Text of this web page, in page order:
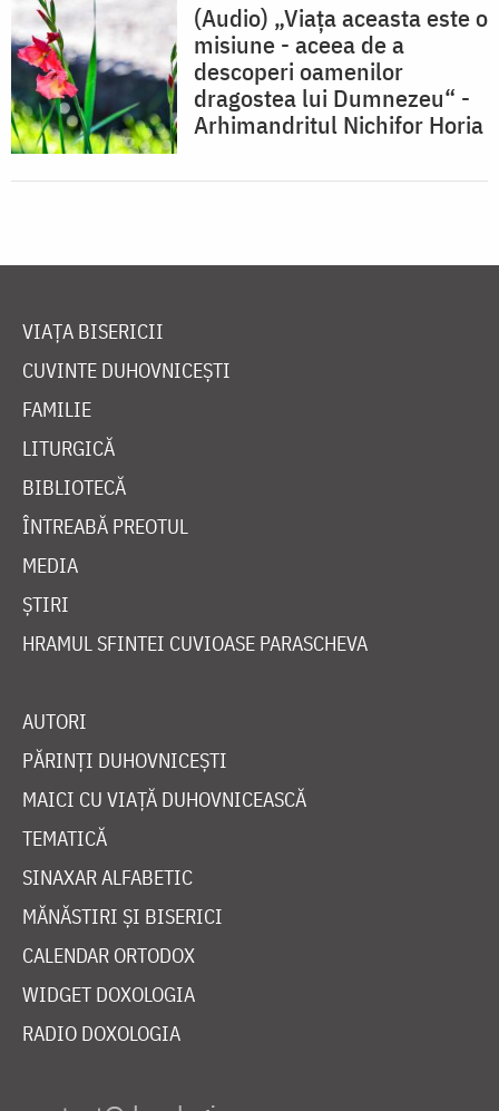
(Audio) „Viaţa aceasta este o
misiune - aceea de a
descoperi oamenilor
dragostea lui Dumnezeu“ -
Arhimandritul Nichifor Horia
VIAȚA BISERICII
CUVINTE DUHOVNICEȘTI
FAMILIE
LITURGICĂ
BIBLIOTECĂ
ÎNTREABĂ PREOTUL
MEDIA
ȘTIRI
HRAMUL SFINTEI CUVIOASE PARASCHEVA
AUTORI
PĂRINȚI DUHOVNICEȘTI
MAICI CU VIAȚĂ DUHOVNICEASCĂ
TEMATICĂ
SINAXAR ALFABETIC
MĂNĂSTIRI ȘI BISERICI
CALENDAR ORTODOX
WIDGET DOXOLOGIA
RADIO DOXOLOGIA